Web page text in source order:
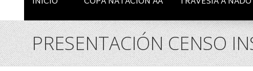
PRESENTACIÓN CENSO